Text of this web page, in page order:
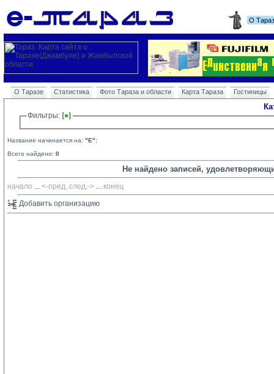
О
О Таразе Статистика Фото Тараза и области Карта Тараза Гостиницы
Фильтры:
Название начинается на: "E";
Всего найдено: 0
Не найдено записей,
начало ... <-пред. след.-> ... конец
Добавить организацию